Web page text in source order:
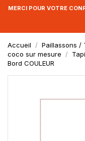
MERCI POUR VOTRE
Accueil Paillassons /
coco sur mesure
Bord COULEUR